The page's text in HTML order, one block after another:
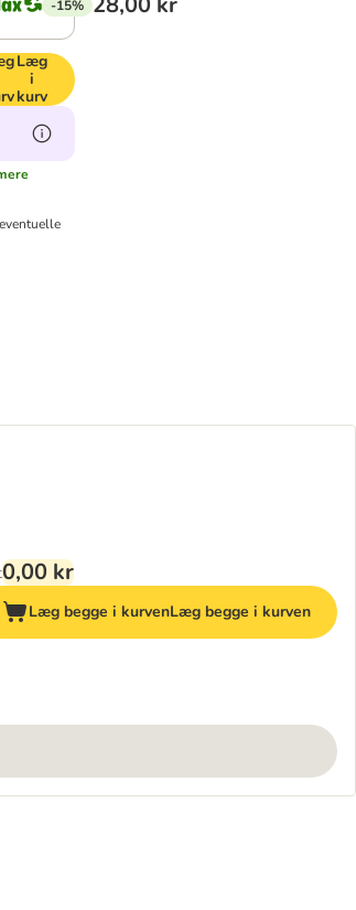
-15%
Læg
i
kurv
0,00 kr
Læg begge i kurvenLæg begge i kurven